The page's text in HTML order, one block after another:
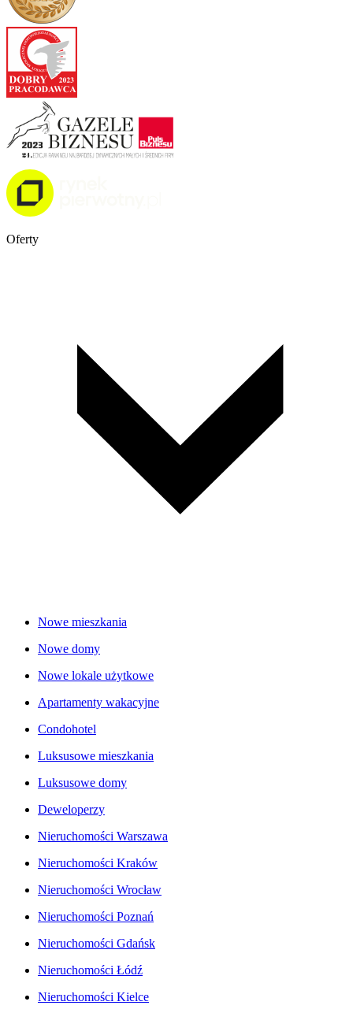
Oferty
Nowe mieszkania
Nowe domy
Nowe lokale użytkowe
Apartamenty wakacyjne
Condohotel
Luksusowe mieszkania
Luksusowe domy
Deweloperzy
Nieruchomości Warszawa
Nieruchomości Kraków
Nieruchomości Wrocław
Nieruchomości Poznań
Nieruchomości Gdańsk
Nieruchomości Łódź
Nieruchomości Kielce